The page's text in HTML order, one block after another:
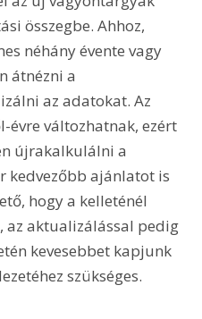
összegbe. Ahhoz,
néhány évente vagy
átnézni a
az adatokat. Az
évre változhatnak, ezért
újrakalkulálni a
kedvezőbb ajánlatot is
hogy a kelleténél
az aktualizálással pedig
kevesebbet kapjunk
szükséges.